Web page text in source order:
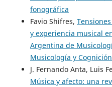
fonográfica
Favio Shifres,
y experiencia musical
Argentina de
Musicología y
J. Fernando Anta, Luis
Música y afecto: una